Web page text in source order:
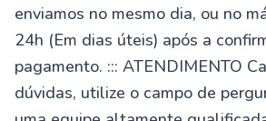
enviamos no mesmo dia, ou no
24h (Em dias úteis) após a
pagamento. ::: ATENDIMENTO
dúvidas, utilize o campo de